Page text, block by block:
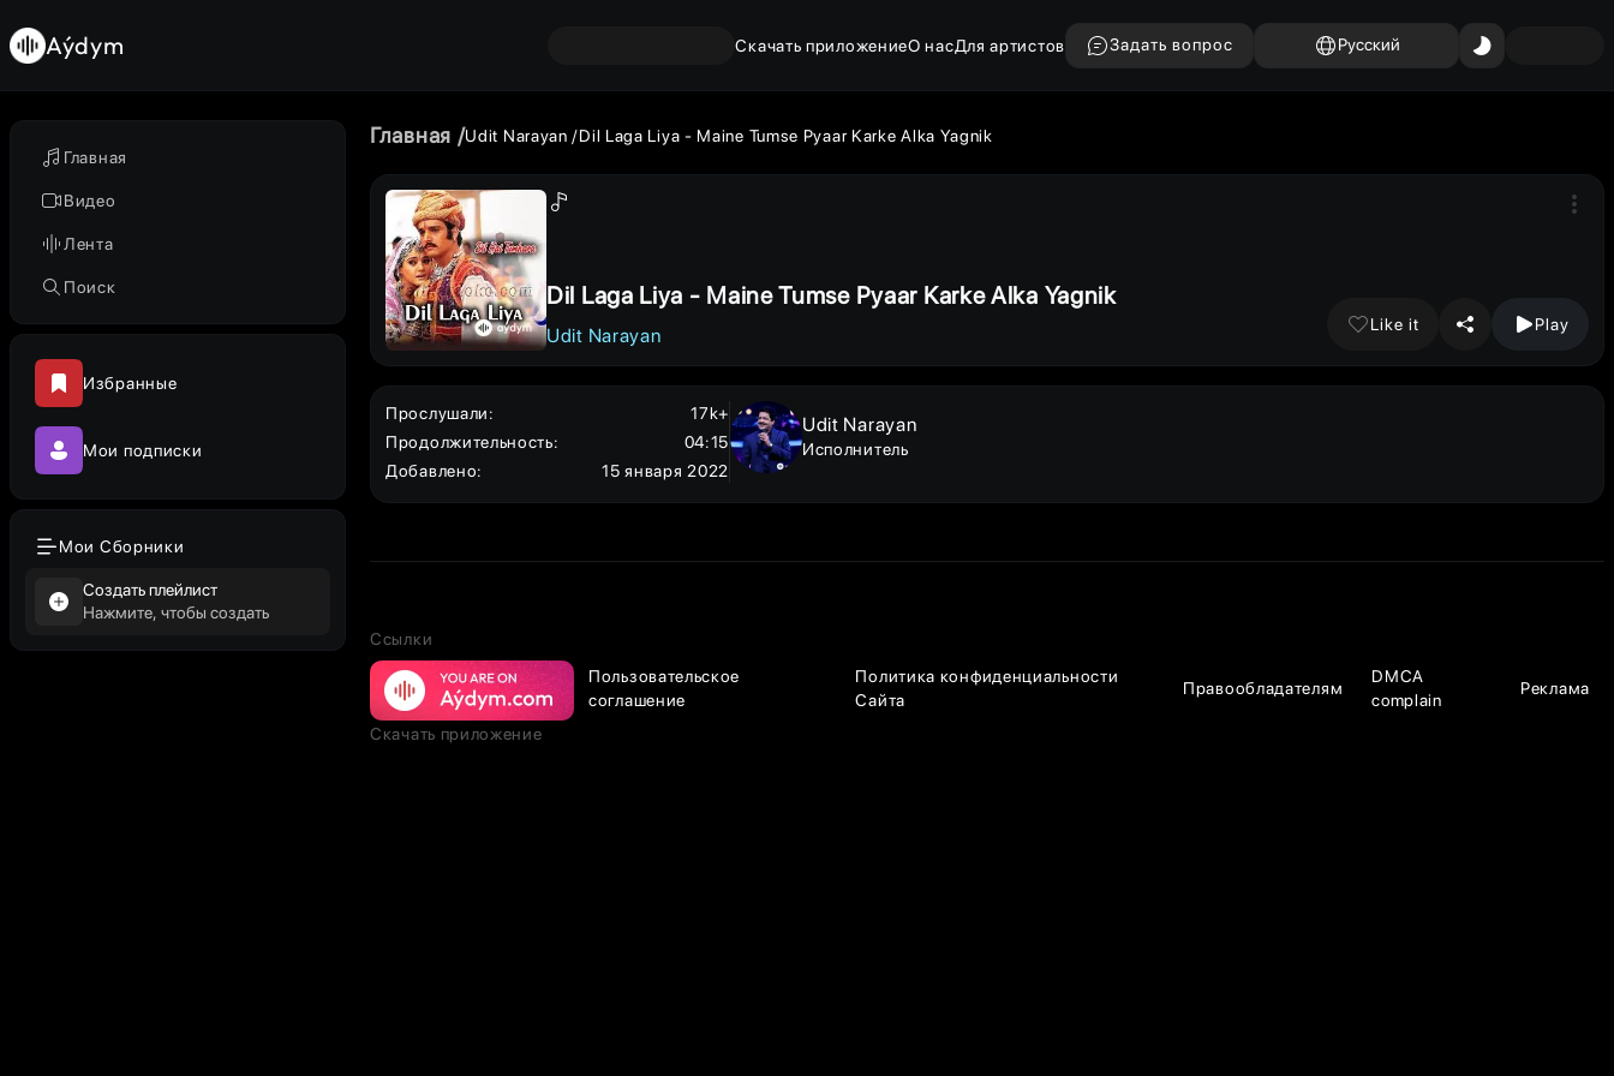
Главная
Видео
Лента
Поиск
Избранные
Мои подписки
Мои Сборники
Создать плейлист
Нажмите, чтобы создать
Aýdym Скачать приложениеО насДля артистов Задать вопрос Русский
Главная Udit Narayan Dil Laga Liya - Maine Tumse Pyaar Karke Alka Yagnik
Dil Laga Liya - Maine Tumse Pyaar Karke Alka Yagnik
Udit Narayan
Like it Play
Прослушали:
17k+
Продолжительность:
04:15
Добавлено: 15 января 2022
Udit Narayan
Исполнитель
Ссылки
Пользовательское
соглашение
Политика конфиденциальности
Сайта
Правообладателям
DMCA
complain
Реклама
Скачать приложение